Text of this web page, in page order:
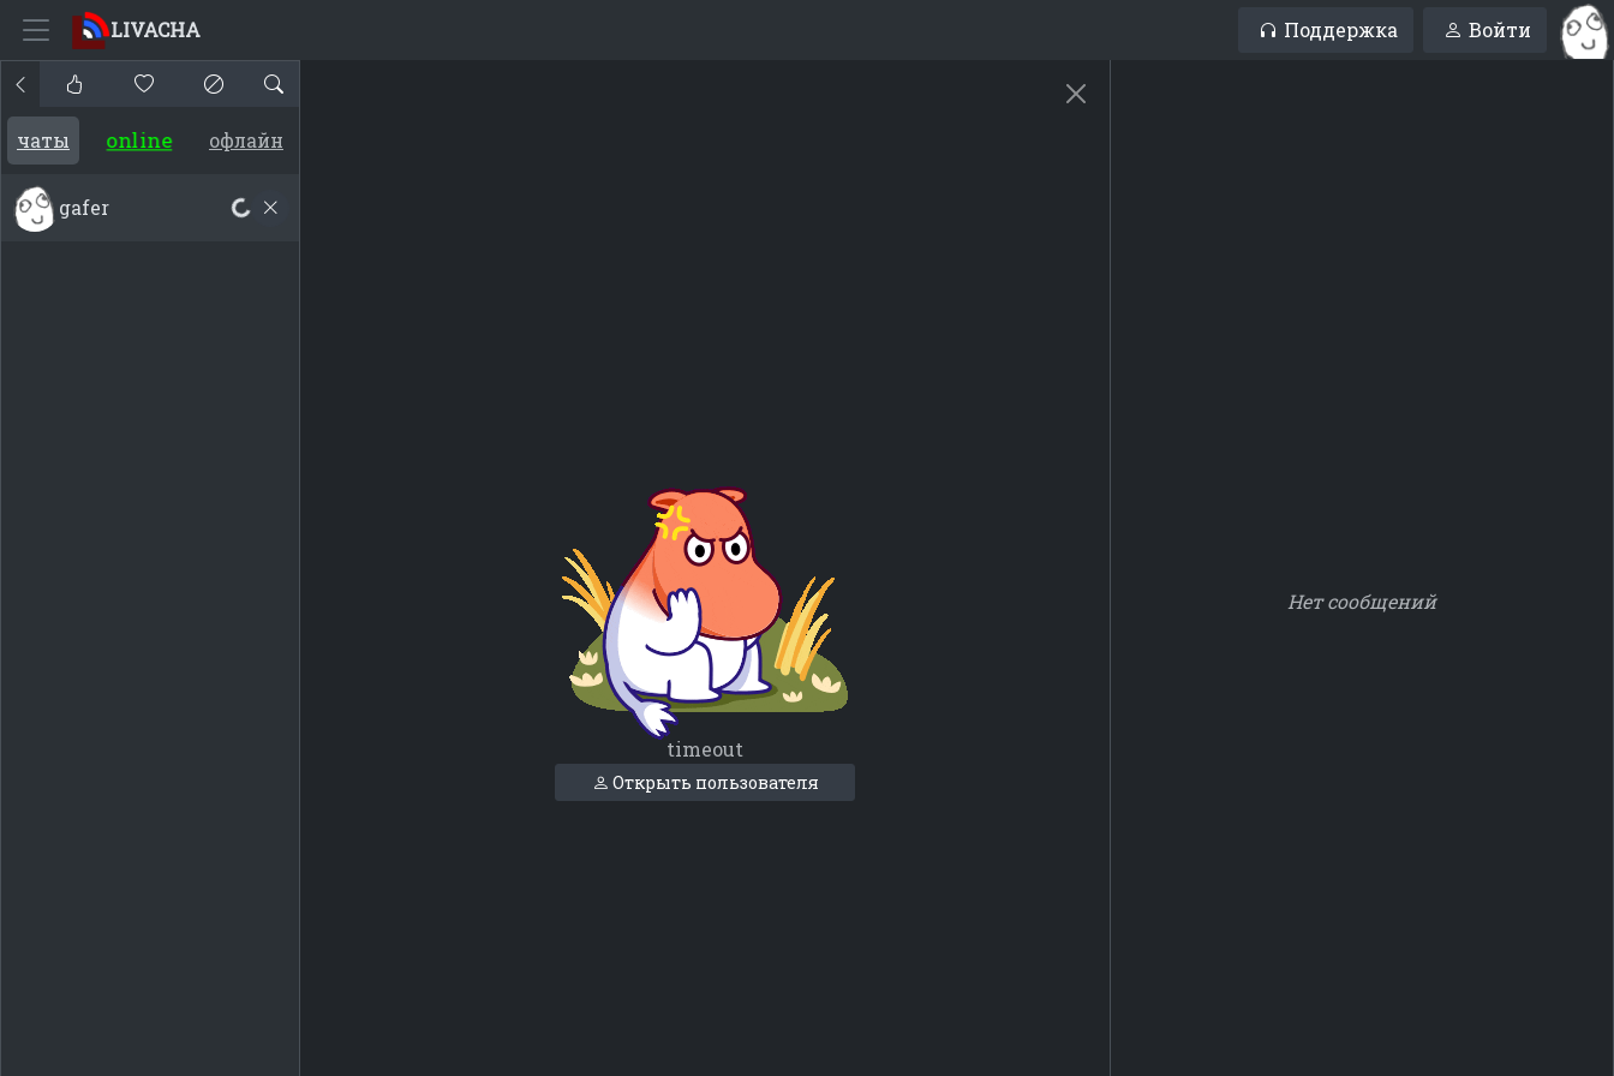
LIVACHA Поддержка Войти
чаты online офлайн
gafer
timeout
Открыть пользователя
Нет сообщений